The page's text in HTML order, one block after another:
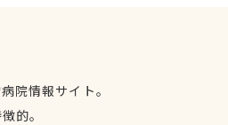
院情報サイト。
的。